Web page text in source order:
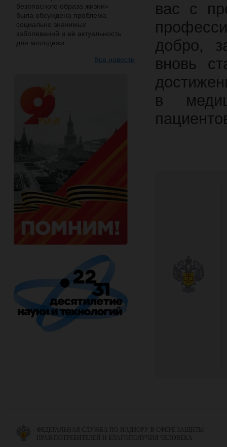
безопасного образа жизни»
была обсуждена проблема
социально значимых
заболеваний и её актуальность
для молодежи.
Все новости
вас с
добро,
вновь
в
ФЕДЕРАЛЬНАЯ СЛУЖБА ПО НАДЗОРУ В СФЕРЕ ЗАЩИТЫ
ПРАВ ПОТРЕБИТЕЛЕЙ И БЛАГОПОЛУЧИЯ ЧЕЛОВЕКА